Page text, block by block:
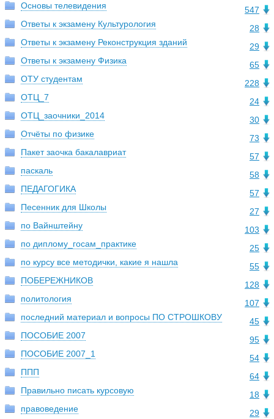
547
Основы телевидения
28
Ответы к экзамену Культурология
29
Ответы к экзамену Реконструкция зданий
65
Ответы к экзамену Физика
228
ОТУ студентам
24
ОТЦ_7
30
ОТЦ_заочники_2014
73
Отчёты по физике
57
Пакет заочка бакалавриат
58
паскаль
57
ПЕДАГОГИКА
27
Песенник для Школы
103
по Вайнштейну
25
по диплому_госам_практике
55
по курсу все методички, какие я нашла
128
ПОБЕРЕЖНИКОВ
107
политология
45
последний материал и вопросы ПО СТРОШКОВУ
95
ПОСОБИЕ 2007
54
ПОСОБИЕ 2007_1
64
ППП
18
Правильно писать курсовую
29
правоведение